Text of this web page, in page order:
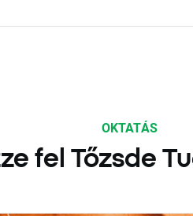
OKTATÁS
fel Tőzsde